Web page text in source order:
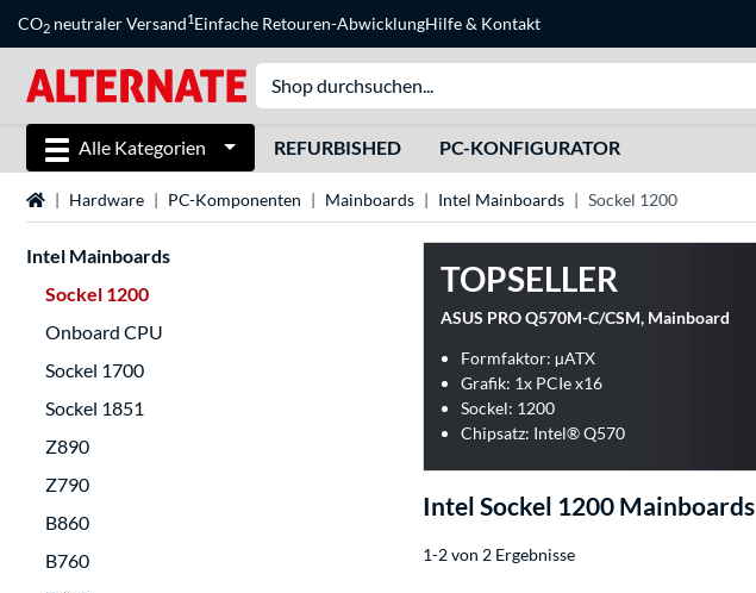
CO2 neutraler Versand1Einfache Retouren-AbwicklungHilfe& Kontakt
Alle Kategorien REFURBISHED PC-KONFIGURATOR
StartseiteHardware PC-Komponenten Mainboards Intel Mainboards Sockel 1200
Intel Mainboards
Sockel 1200
Onboard CPU
Sockel 1700
Sockel 1851
Z890
Z790
B860
B760
TOPSELLER
ASUS PRO Q570M-C/CSM, Mainboard
Formfaktor: µATX
Grafik: 1x PCIe x16
Sockel: 1200
Chipsatz: Intel® Q570
Intel Sockel 1200 Mainboards
1-2 von 2 Ergebnisse